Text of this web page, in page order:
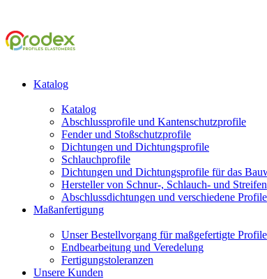
Katalog
Katalog
Abschlussprofile und Kantenschutzprofile
Fender und Stoßschutzprofile
Dichtungen und Dichtungsprofile
Schlauchprofile
Dichtungen und Dichtungsprofile für das
Hersteller von Schnur-, Schlauch- und
Abschlussdichtungen und verschiedene Profile
Maßanfertigung
Unser Bestellvorgang für maßgefertigte Profile
Endbearbeitung und Veredelung
Fertigungstoleranzen
Unsere Kunden